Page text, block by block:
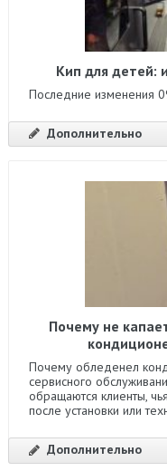
Кип для детей:
Последние изменения
Дополнительно
Почему не
Почему обледенел
сервисного
обращаются клиенты,
после установки или
Дополнительно